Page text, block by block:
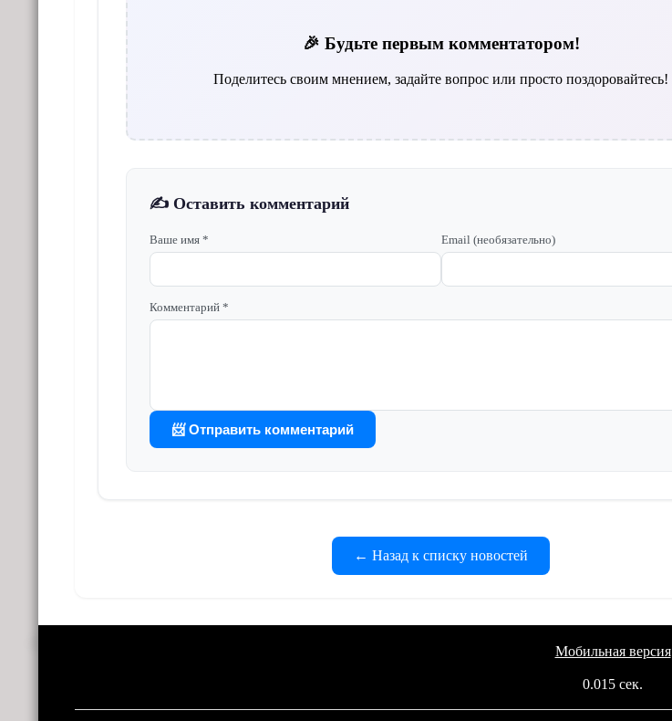
🎉 Будьте первым комментатором!
Поделитесь своим мнением, задайте вопрос или просто поздоровайтесь!
✍️ Оставить комментарий
Ваше имя * Email (необязательно)
Комментарий *
📨 Отправить комментарий
← Назад к списку новостей
Мобильная версия
0.015 сек.